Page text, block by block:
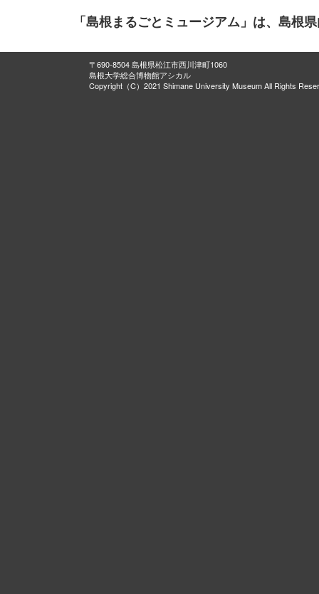
「島根まるごとミュージアム」は、島根
〒690-8504 島根県松江市西川津町1060
島根大学総合博物館アシカル
Copyright（C）2021 Shimane University Museum All Rights